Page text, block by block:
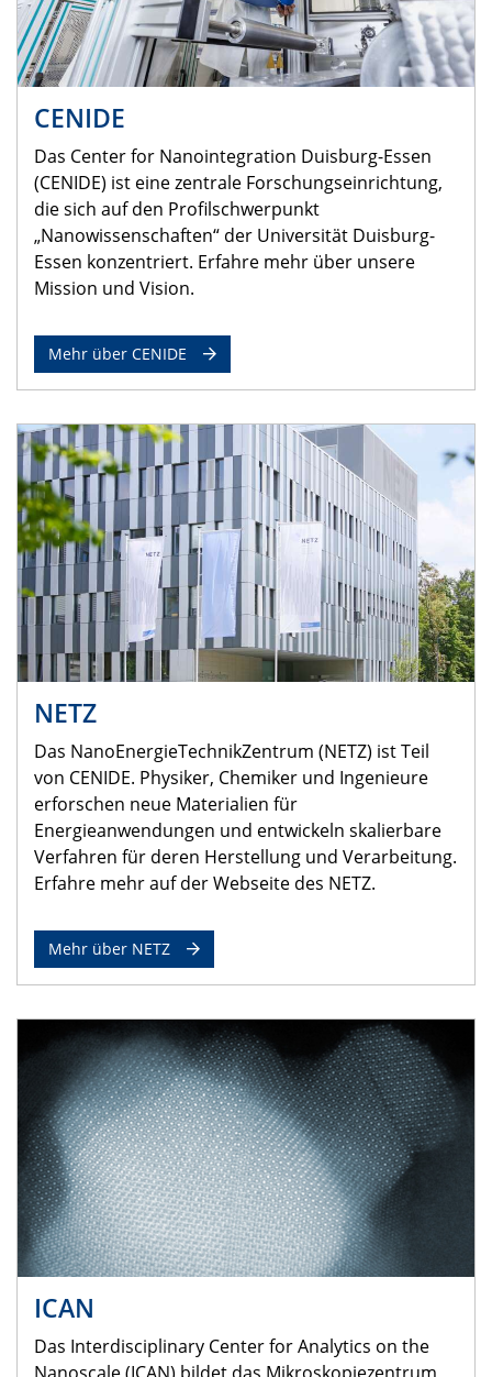
CENIDE
Das Center for Nanointegration Duisburg-Essen
(CENIDE) ist eine zentrale Forschungseinrichtung,
die sich auf den Profilschwerpunkt
„Nanowissenschaften“ der Universität Duisburg-
Essen konzentriert. Erfahre mehr über unsere
Mission und Vision.
Mehr über CENIDE
NETZ
Das NanoEnergieTechnikZentrum (NETZ) ist Teil
von CENIDE. Physiker, Chemiker und Ingenieure
erforschen neue Materialien für
Energieanwendungen und entwickeln skalierbare
Verfahren für deren Herstellung und Verarbeitung.
Erfahre mehr auf der Webseite des NETZ.
Mehr über NETZ
ICAN
Das Interdisciplinary Center for Analytics on the
Nanoscale (ICAN) bildet das Mikroskopiezentrum